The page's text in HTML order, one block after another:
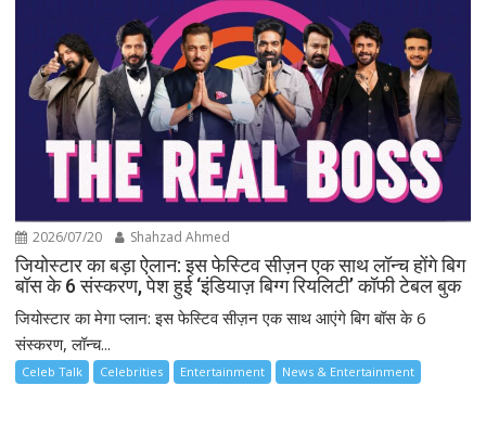
2026/07/20 Shahzad Ahmed
जियोस्टार का बड़ा ऐलान: इस फेस्टिव सीज़न एक साथ लॉन्च होंगे बिग
बॉस के 6 संस्करण, पेश हुई ‘इंडियाज़ बिग्ग रियलिटी’ कॉफी टेबल बुक
जियोस्टार का मेगा प्लान: इस फेस्टिव सीज़न एक साथ आएंगे बिग बॉस के 6
संस्करण, लॉन्च...
Celeb Talk Celebrities Entertainment News & Entertainment